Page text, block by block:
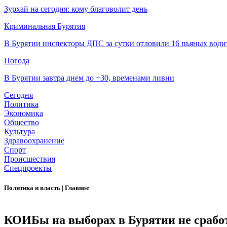
Зурхай на сегодня: кому благоволит день
Криминальная Бурятия
В Бурятии инспекторы ДПС за сутки отловили 16 пьяных
Погода
В Бурятии завтра днем до +30, временами ливни
Сегодня
Политика
Экономика
Общество
Культура
Здравоохранение
Спорт
Происшествия
Спецпроекты
Политика и власть | Главное
КОИБы на выборах в Бурятии не